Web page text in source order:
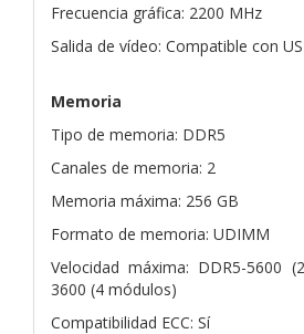
Frecuencia gráfica: 2200 MHz
Salida de vídeo: Compatible con
Memoria
Tipo de memoria: DDR5
Canales de memoria: 2
Memoria máxima: 256 GB
Formato de memoria: UDIMM
Velocidad máxima: DDR5-5600
3600 (4 módulos)
Compatibilidad ECC: Sí